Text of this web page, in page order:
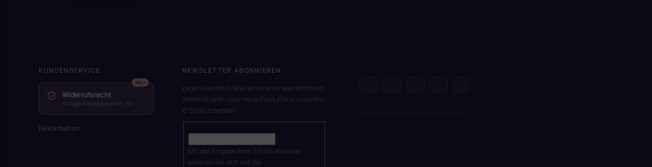
KUNDENSERVICE
Widerrufsrecht
14 Tage Rückgaberecht – EU
Reklamation
NEWSLETTER ABONNIEREN
Legen Sie Ihre E-Mail ein und wir werden Ihnen
Informationen über neue Produkte in unserem
E-Shop zusenden.
Mit der Eingabe Ihrer E-Mail-Adresse
erklären Sie sich mit der